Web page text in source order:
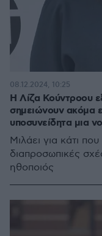
Η Λίζα Κούντροου
σημειώνουν ακόμα
υποσυνείδητα μια
Μιλάει για κάτι
διαπροσωπικές
ηθοποιός
08.12.2024, 10:25